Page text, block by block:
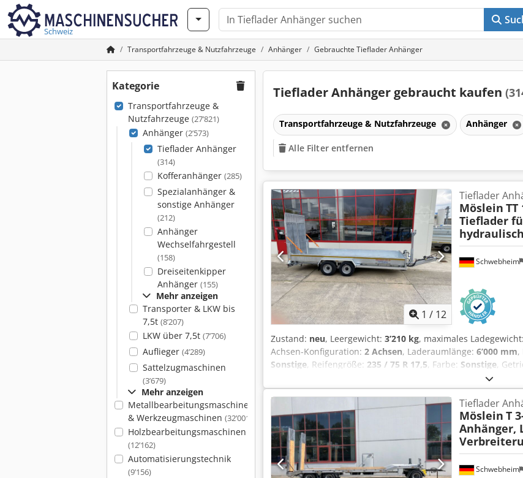
Schweiz
Transportfahrzeuge & Nutzfahrzeuge Anhänger Gebrauchte Tieflader Anhänger
Kategorie
Transportfahrzeuge &
Nutzfahrzeuge (27’821)
Anhänger (2’573)
Tieflader Anhänger
(314)
Kofferanhänger (285)
Spezialanhänger &
sonstige Anhänger
(212)
Anhänger
Wechselfahrgestell
(158)
Dreiseitenkipper
Anhänger (155)
Mehr anzeigen
Transporter & LKW bis
7,5t (8’207)
LKW über 7,5t (7’706)
Auflieger (4’289)
Sattelzugmaschinen
(3’679)
Mehr anzeigen
Metallbearbeitungsmaschinen
& Werkzeugmaschinen (32’001)
Holzbearbeitungsmaschinen
(12’162)
Automatisierungstechnik
(9’156)
Tieflader Anhänger gebraucht kaufen
Transportfahrzeuge & Nutzfahrzeuge Anhänger
Alle Filter entfernen
1 / 12
Schwebheim
Tieflader
Möslein TT
Tieflader
Zustand: neu, Leergewicht: 3’210 kg, maximales Ladegewicht:
Achsen-Konfiguration: 2 Achsen, Laderaumlänge: 6’000 mm,
Sonstige, Reifengröße: 235 / 75 R 17,5, Farbe: Sonstige,
, Fahrerkabine:
Biodiesel, Ausstattung:ABS, Druckluftbremse, Ladehöhe
Boden, 2 x Rampen ( 2.600 mm lang x 900 mm breit ), 10
5 t ) in den Ecken, Getriebestützwinde mit Last und
Fahrgestell und Aufbau Feuerverzinkt, , Aufpreis für
mechanischen Rampen auf Lager!, , -- Druckfehler,
Bilder --, Mehr Daten unter: !, More Details: ! Crjdpfx
Schwebheim
Tieflader
Möslein T
Anhänger,